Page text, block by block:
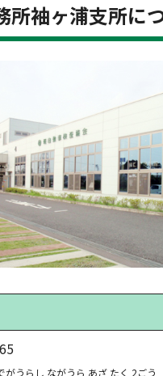
所袖ヶ浦支所に
がうらし ながうら あざ たく 2ごう